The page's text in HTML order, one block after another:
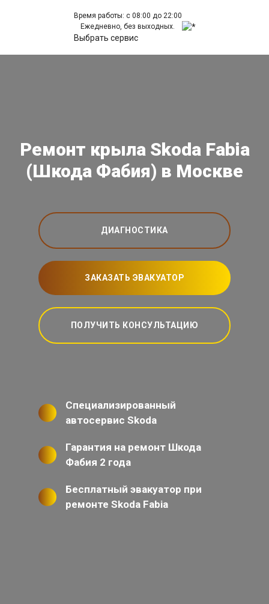
Время работы: с 08:00 до 22:00
Ежедневно, без выходных.
Выбрать сервис
Ремонт крыла Skoda Fabia
(Шкода Фабия) в Москве
ДИАГНОСТИКА
ЗАКАЗАТЬ ЭВАКУАТОР
ПОЛУЧИТЬ КОНСУЛЬТАЦИЮ
Специализированный
автосервис Skoda
Гарантия на ремонт Шкода
Фабия 2 года
Бесплатный эвакуатор при
ремонте Skoda Fabia